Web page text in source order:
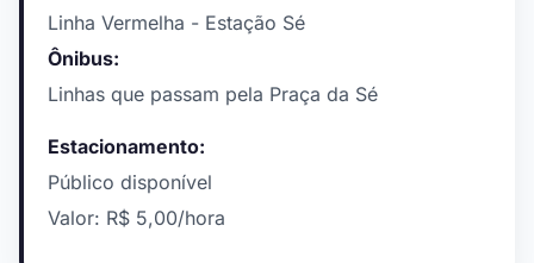
Linha Vermelha - Estação Sé
Ônibus:
Linhas que passam pela Praça da Sé
Estacionamento:
Público disponível
Valor: R$ 5,00/hora